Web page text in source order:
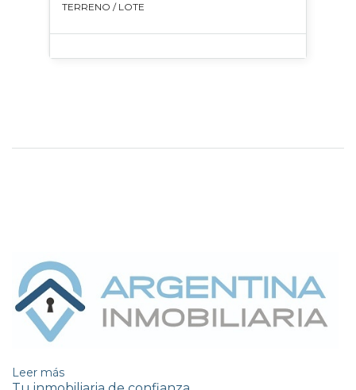
TERRENO / LOTE
Leer más